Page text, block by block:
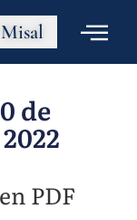
Misal
de
PDF